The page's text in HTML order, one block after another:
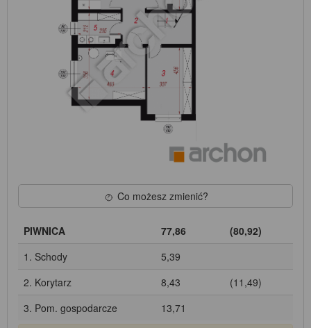
Co możesz zmienić?
PIWNICA 77,86
(80,92)
1. Schody
5,39
2. Korytarz
8,43
(11,49)
3. Pom. gospodarcze
13,71